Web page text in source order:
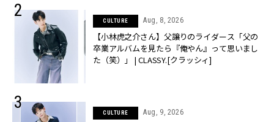
CULTURE Aug, 8, 2026
【小林虎之介さん】父譲りのライダース「父の
卒業アルバムを見たら『俺やん』って思いまし
た（笑）」 | CLASSY.[クラッシィ]
CULTURE Aug, 9, 2026